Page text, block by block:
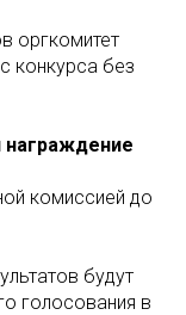
оргкомитет
конкурса без
награждение
комиссией до
будут
голосования в